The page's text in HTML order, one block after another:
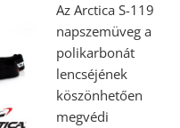
Az Arctica S-119
napszemüveg a
polikarbonát
lencséjének
köszönhetően
megvédi